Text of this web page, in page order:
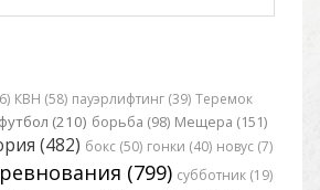
КВН (58) пауэрлифтинг (39) Теремок
футбол (210) борьба (98) Мещера (151)
(482) бокс (50) гонки (40) новус (7)
(799) субботник (19)